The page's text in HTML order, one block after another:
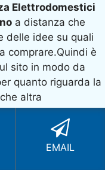
Elettrodomestici
a distanza che
delle idee su quali
comprare.Quindi è
sito in modo da
quanto riguarda la
altra
EMAIL